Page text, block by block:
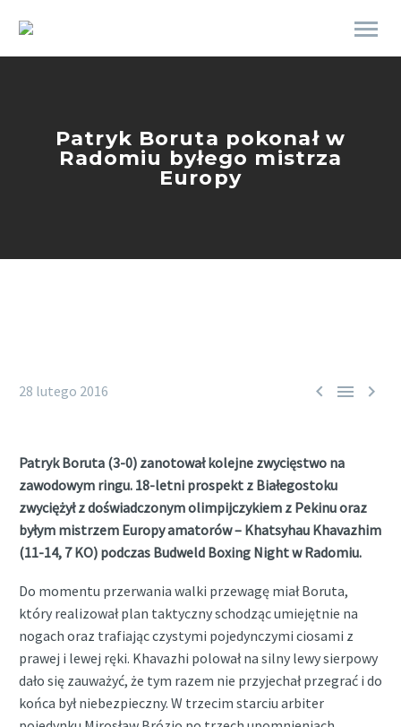
Patryk Boruta pokonał w
Radomiu byłego mistrza
Europy
  
28 lutego 2016
Patryk Boruta (3-0) zanotował kolejne zwycięstwo na
zawodowym ringu. 18-letni prospekt z Białegostoku
zwyciężył z doświadczonym olimpijczykiem z Pekinu oraz
byłym mistrzem Europy amatorów – Khatsyhau Khavazhim
(11-14, 7 KO) podczas Budweld Boxing Night w Radomiu.
Do momentu przerwania walki przewagę miał Boruta,
który realizował plan taktyczny schodząc umiejętnie na
nogach oraz trafiając czystymi pojedynczymi ciosami z
prawej i lewej ręki. Khavazhi polował na silny lewy sierpowy
dało się zauważyć, że tym razem nie przyjechał przegrać i do
końca był niebezpieczny. W trzecim starciu arbiter